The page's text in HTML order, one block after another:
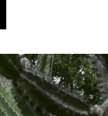
SURSUR